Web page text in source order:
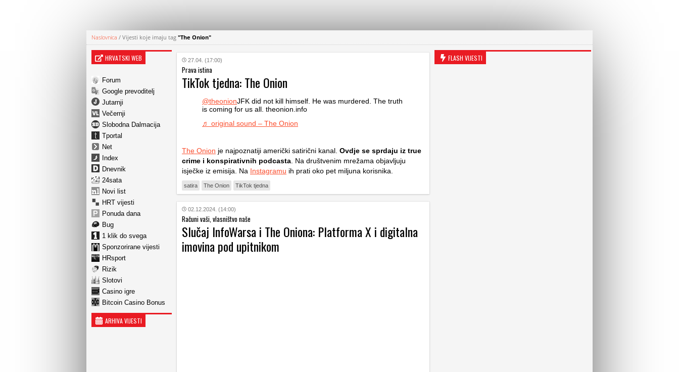
Naslovnica / Vijesti koje imaju tag "The Onion"
HRVATSKI WEB
Forum
Google prevoditelj
Jutarnji
Večernji
Slobodna Dalmacija
Tportal
Net
Index
Dnevnik
24sata
Novi list
HRT vijesti
Ponuda dana
Bug
1 klik do svega
Sponzorirane vijesti
HRsport
Rizik
Slotovi
Casino igre
Bitcoin Casino Bonus
ARHIVA VIJESTI
27.04. (17:00)
Prava istina
TikTok tjedna: The Onion
@theonionJFK did not kill himself. He was murdered. The truth
is coming for us all. theonion.info
♬ original sound – The Onion
The Onion je najpoznatiji američki satirični kanal. Ovdje se sprdaju iz true
crime i konspirativnih podcasta . Na društvenim mrežama objavljuju
isječke iz emisija. Na Instagramu ih prati oko pet miljuna korisnika.
satira The Onion TikTok tjedna
02.12.2024. (14:00)
Računi vaši, vlasništvo naše
Slučaj InfoWarsa i The Oniona: Platforma X i digitalna
imovina pod upitnikom
FLASH VIJESTI